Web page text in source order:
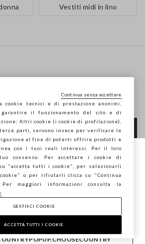
Vestiti midi in lino
nuovi drop, collezioni e
di sconto.
STEFANEL Italia, vuoi
CONFERMA
cookie tecnici e di prestazione anonimi,
il funzionamento del sito e di
Altri cookie (i cookie di profilazione),
parti, servono invece per verificare le
al fine di poterti offrire prodotti e
con i tuoi reali interessi. Per il loro
consenso. Per accettare i cookie di
"accetta tutti i cookie", per selezionarli
o per rifiutarli clicca su "Continua
Per maggiori informazioni consulta la
GESTISCI COOKIE
ACCETTA TUTTI I COOKIE
Continua senza accettare